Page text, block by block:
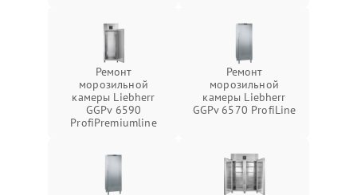
Ремонт
морозильной
камеры Liebherr
GGPv 6590
ProfiPremiumline
Ремонт
морозильной
камеры Liebherr
GGPv 6570 ProfiLine